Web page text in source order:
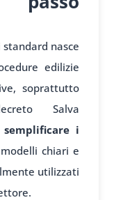
nasce
edilizie
soprattutto
Salva
i
chiari e
utilizzati